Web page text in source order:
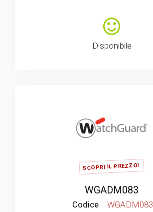
Disponibile
SCOPRI IL PREZZO!
WGADM083
Codice
WGADM083